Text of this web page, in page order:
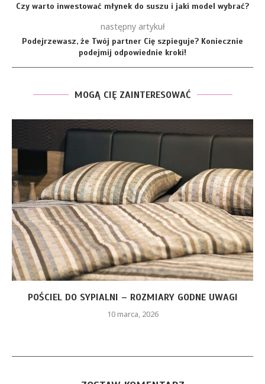
Czy warto inwestować młynek do suszu i jaki model wybrać?
następny artykuł
Podejrzewasz, że Twój partner Cię szpieguje? Koniecznie
podejmij odpowiednie kroki!
MOGĄ CIĘ ZAINTERESOWAĆ
POŚCIEL DO SYPIALNI – ROZMIARY GODNE UWAGI
10 marca, 2026